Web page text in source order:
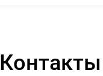
Контакты